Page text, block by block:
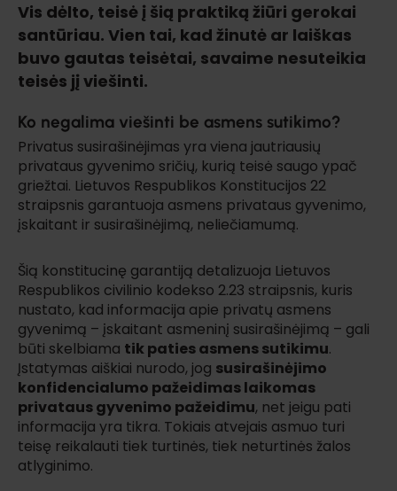
Vis dėlto, teisė į šią praktiką žiūri gerokai
santūriau. Vien tai, kad žinutė ar laiškas
buvo gautas teisėtai, savaime nesuteikia
teisės jį viešinti.
Ko negalima viešinti be asmens sutikimo?
Privatus susirašinėjimas yra viena jautriausių
privataus gyvenimo sričių, kurią teisė saugo ypač
griežtai. Lietuvos Respublikos Konstitucijos 22
straipsnis garantuoja asmens privataus gyvenimo,
įskaitant ir susirašinėjimą, neliečiamumą.
Šią konstitucinę garantiją detalizuoja Lietuvos
Respublikos civilinio kodekso 2.23 straipsnis, kuris
nustato, kad informacija apie privatų asmens
gyvenimą – įskaitant asmeninį susirašinėjimą – gali
būti skelbiama tik paties asmens sutikimu.
Įstatymas aiškiai nurodo, jog susirašinėjimo
konfidencialumo pažeidimas laikomas
privataus gyvenimo pažeidimu, net jeigu pati
informacija yra tikra. Tokiais atvejais asmuo turi
teisę reikalauti tiek turtinės, tiek neturtinės žalos
atlyginimo.